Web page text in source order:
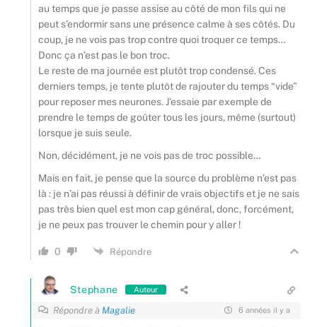
au temps que je passe assise au côté de mon fils qui ne
peut s’endormir sans une présence calme à ses côtés. Du
coup, je ne vois pas trop contre quoi troquer ce temps…
Donc ça n’est pas le bon troc.
Le reste de ma journée est plutôt trop condensé. Ces
derniers temps, je tente plutôt de rajouter du temps “vide”
pour reposer mes neurones. J’essaie par exemple de
prendre le temps de goûter tous les jours, même (surtout)
lorsque je suis seule.
Non, décidément, je ne vois pas de troc possible…
Mais en fait, je pense que la source du problème n’est pas
là : je n’ai pas réussi à définir de vrais objectifs et je ne sais
pas très bien quel est mon cap général, donc, forcément,
je ne peux pas trouver le chemin pour y aller !
0 Répondre
Stephane Auteur
Répondre à Magalie 6 années il y a